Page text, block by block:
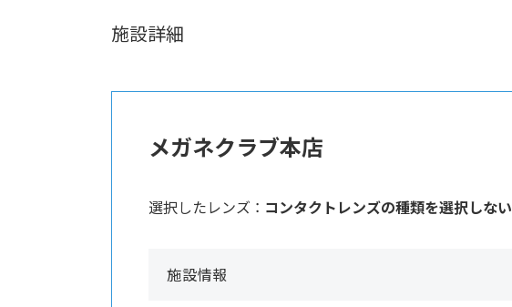
施設詳細
メガネクラブ本店
選択したレンズ ： コンタクトレンズの種類を選択しない
施設情報